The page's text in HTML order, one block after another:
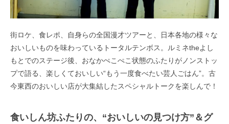
街ロケ、食レポ、自身らの全国漫才ツアーと、日本各地の様々な
おいしいものを味わっているトータルテンボス。ルミネtheよし
もとでのステージ後、おなかぺこぺこ状態のふたりがノンストッ
プで語る、楽しくておいしい“もう一度食べたい芸人ごはん”。古
今東西のおいしい店が大集結したスペシャルトークを楽しんで！
食いしん坊ふたりの、“おいしいの見つけ方”＆グ